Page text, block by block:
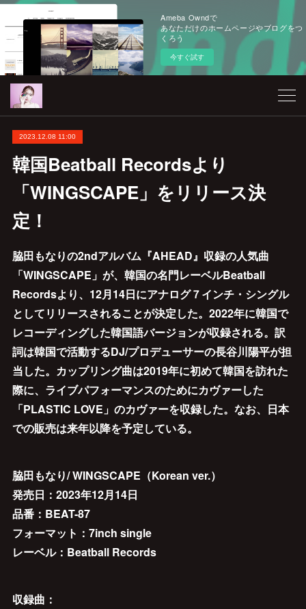
Ameba Owndで
あなただけのホームページやブログをつ
くろう
今すぐ試す
2023.12.08 11:00
韓国Beatball Recordsより
「WINGSCAPE」をリリース決
定！
脇田もなりの2ndアルバム『AHEAD』収録の人気曲
「WINGSCAPE」が、韓国の名門レーベルBeatball
Recordsより、12月14日にアナログ７インチ・シングル
としてリリースされることが決定した。2022年に韓国で
レコーディングした韓国語バージョンが収録される。訳
詞は韓国で活動するDJ/プロデューサーの長谷川陽平が担
当した。カップリング曲は2019年に初めて韓国を訪れた
際に、ライブパフォーマンスのためにカヴァーした
「PLASTIC LOVE」のカヴァーを収録した。なお、日本
での販売は来年以降を予定している。
脇田もなり/ WINGSCAPE（Korean ver.）
発売日：2023年12月14日
品番：BEAT-87
フォーマット：7inch single
レーベル：Beatball Records
収録曲：